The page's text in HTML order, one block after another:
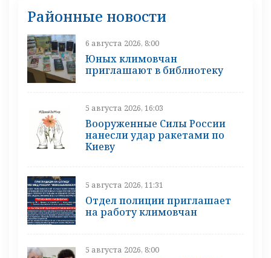
Районные новости
6 августа 2026, 8:00
Юных климовчан
приглашают в библиотеку
5 августа 2026, 16:03
Вооруженные Силы России
нанесли удар ракетами по
Киеву
5 августа 2026, 11:31
Отдел полиции приглашает
на работу климовчан
5 августа 2026, 8:00